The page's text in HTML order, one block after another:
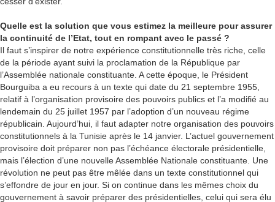
Quelle est la solution que vous estimez la meilleure pour assurer
la continuité de l’Etat, tout en rompant avec le passé ?
Il faut s’inspirer de notre expérience constitutionnelle très riche, celle
de la période ayant suivi la proclamation de la République par
l’Assemblée nationale constituante. A cette époque, le Président
Bourguiba a eu recours à un texte qui date du 21 septembre 1955,
relatif à l’organisation provisoire des pouvoirs publics et l’a modifié au
lendemain du 25 juillet 1957 par l’adoption d’un nouveau régime
républicain. Aujourd’hui, il faut adapter notre organisation des pouvoirs
constitutionnels à la Tunisie après le 14 janvier. L’actuel gouvernement
provisoire doit préparer non pas l’échéance électorale présidentielle,
mais l’élection d’une nouvelle Assemblée Nationale constituante. Une
révolution ne peut pas être mêlée dans un texte constitutionnel qui
s’effondre de jour en jour. Si on continue dans les mêmes choix du
gouvernement à savoir préparer des présidentielles, celui qui sera élu